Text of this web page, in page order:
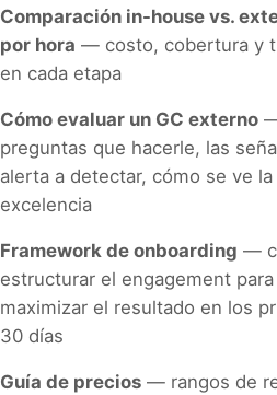
Comparación in-house vs.
por hora — costo, cobertura y
en cada etapa
Cómo evaluar un GC externo
preguntas que hacerle, las
alerta a detectar, cómo se ve la
excelencia
Framework de onboarding —
estructurar el engagement para
maximizar el resultado en los
30 días
Guía de precios — rangos de